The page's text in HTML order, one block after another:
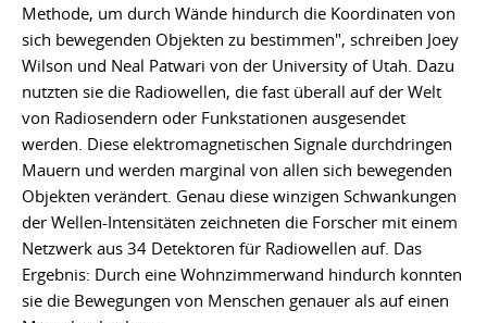
Methode, um durch Wände hindurch die Koordinaten von
sich bewegenden Objekten zu bestimmen", schreiben Joey
Wilson und Neal Patwari von der University of Utah. Dazu
nutzten sie die Radiowellen, die fast überall auf der Welt
von Radiosendern oder Funkstationen ausgesendet
werden. Diese elektromagnetischen Signale durchdringen
Mauern und werden marginal von allen sich bewegenden
Objekten verändert. Genau diese winzigen Schwankungen
der Wellen-Intensitäten zeichneten die Forscher mit einem
Netzwerk aus 34 Detektoren für Radiowellen auf. Das
Ergebnis: Durch eine Wohnzimmerwand hindurch konnten
sie die Bewegungen von Menschen genauer als auf einen